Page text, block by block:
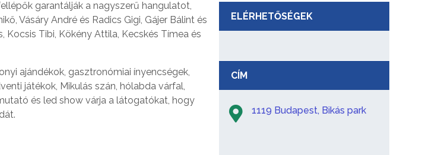
garantálják a nagyszerű hangulatot,
Vásáry André és Radics Gigi, Gájer Bálint és
Kocsis Tibi, Kökény Attila, Kecskés Tímea és
ajándékok, gasztronómiai ínyencségek,
játékok, Mikulás szán, hólabda várfal,
és led show várja a látogatókat, hogy
ELÉRHETŐSÉGEK
CÍM
1119 Budapest, Bikás park